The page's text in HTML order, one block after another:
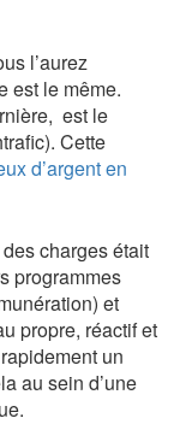
l’aurez
est le même.
est le
Cette
d’argent en
charges était
programmes
et
propre, réactif et
un
au sein d’une